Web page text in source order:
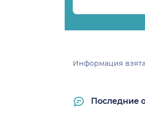
Информация
Последние